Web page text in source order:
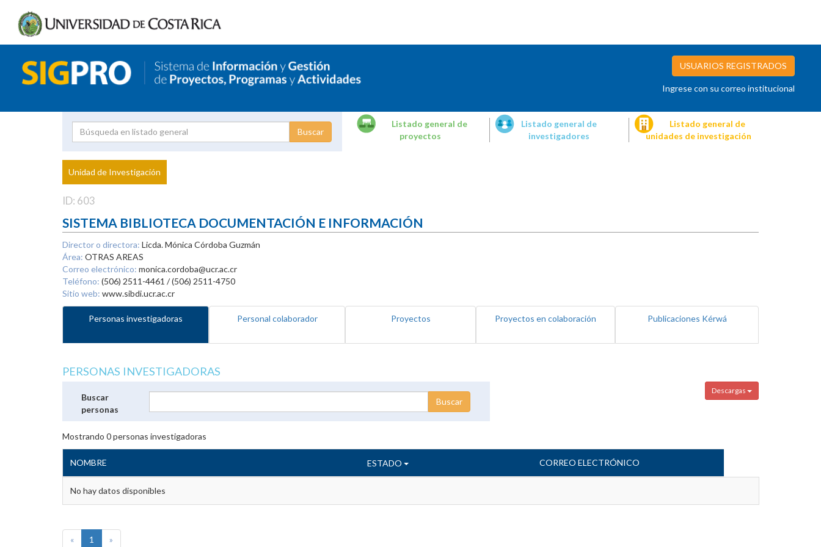
USUARIOS REGISTRADOS
Ingrese con su correo institucional
Proyecto
Investigador
Listado general de
proyectos
Listado general de
investigadores
Listado general de
unidades de investigación
Unidad de Investigación
ID: 603
SISTEMA BIBLIOTECA DOCUMENTACIÓN E INFORMACIÓN
Director o directora: Licda. Mónica Córdoba Guzmán
Área: OTRAS AREAS
Correo electrónico: monica.cordoba@ucr.ac.cr
Teléfono: (506) 2511-4461 / (506) 2511-4750
Sitio web: www.sibdi.ucr.ac.cr
Personas investigadoras Personal colaborador Proyectos Proyectos en colaboración Publicaciones Kérwá
PERSONAS INVESTIGADORAS
Descargas
Buscar
personas
Mostrando 0personas investigadoras
NOMBRE ESTADO CORREO ELECTRÓNICO
No hay datos disponibles
« 1 »